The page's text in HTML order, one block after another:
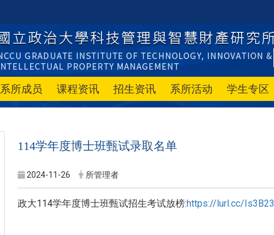
系所成员 课程资讯 招生资讯 系所活动 学生专区
114学年度博士班甄试录取名单
2024-11-26 所管理者
政大114学年度博士班甄试招生考试放榜:https://lurl.cc/Is3B23